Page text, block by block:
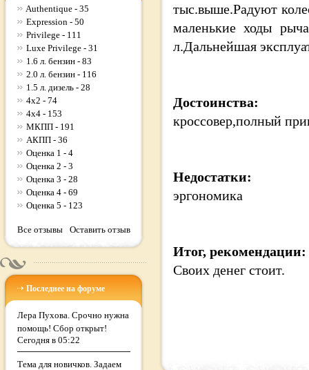
Authentique - 35
Expression - 50
Privilege - 111
Luxe Privilege - 31
1.6 л. бензин - 83
2.0 л. бензин - 116
1.5 л. дизель - 28
4x2 - 74
4x4 - 153
МКПП - 191
АКПП - 36
Оценка 1 - 4
Оценка 2 - 3
Оценка 3 - 28
Оценка 4 - 69
Оценка 5 - 123
Все отзывы Оставить отзыв
Последнее на форуме
Лера Пухова. Срочно нужна
помощь! Сбор открыт!
Сегодня в 05:22
Тема для новичков. Задаем
тыс.выше.Радуют
маленькие ходы
л.Дальнейшая
Достоинства:
кроссовер,полный
Недостатки:
эргономика
Итог, рекомендации:
Своих денег стоит.